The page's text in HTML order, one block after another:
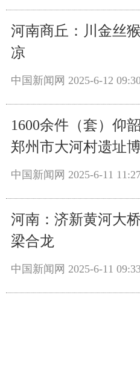
河南商丘：川金丝
凉
中国新闻网 2025-6-12
1600余件（套）仰
郑州市大河村遗址
中国新闻网 2025-6-11
河南：济新黄河大
梁合龙
中国新闻网 2025-6-11